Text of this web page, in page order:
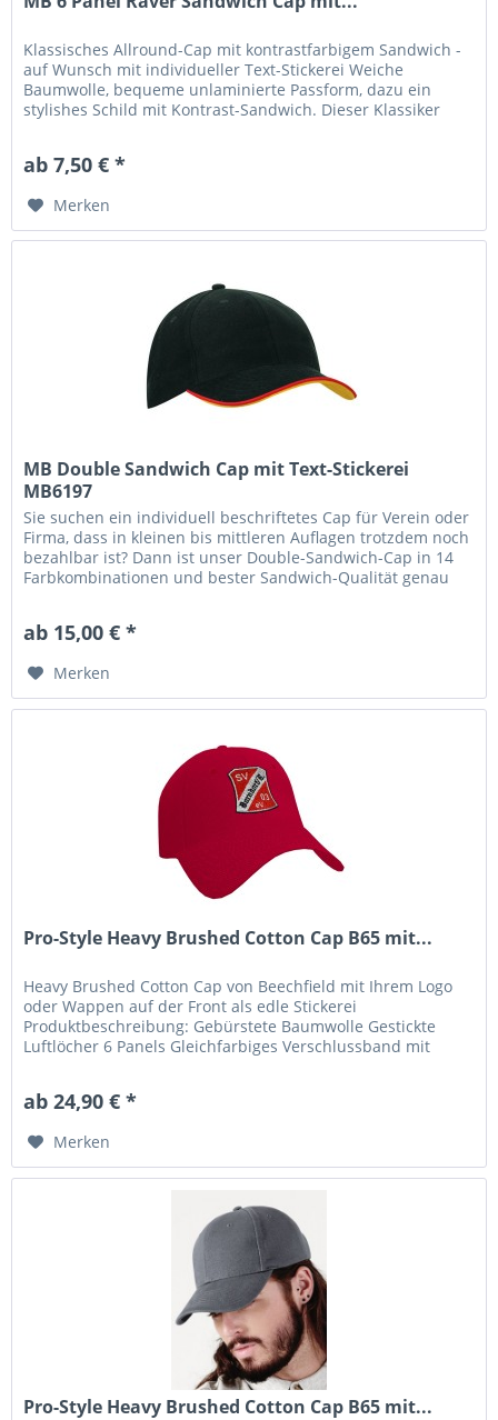
Klassisches Allround-Cap mit kontrastfarbigem Sandwich -
auf Wunsch mit individueller Text-Stickerei Weiche
Baumwolle, bequeme unlaminierte Passform, dazu ein
stylishes Schild mit Kontrast-Sandwich. Dieser Klassiker
ab 7,50 € *
Merken
MB Double Sandwich Cap mit Text-Stickerei
MB6197
Sie suchen ein individuell beschriftetes Cap für Verein oder
Firma, dass in kleinen bis mittleren Auflagen trotzdem noch
bezahlbar ist? Dann ist unser Double-Sandwich-Cap in 14
Farbkombinationen und bester Sandwich-Qualität genau
ab 15,00 € *
Merken
Pro-Style Heavy Brushed Cotton Cap B65 mit...
Heavy Brushed Cotton Cap von Beechfield mit Ihrem Logo
oder Wappen auf der Front als edle Stickerei
Produktbeschreibung: Gebürstete Baumwolle Gestickte
Luftlöcher 6 Panels Gleichfarbiges Verschlussband mit
ab 24,90 € *
Merken
Pro-Style Heavy Brushed Cotton Cap B65 mit...